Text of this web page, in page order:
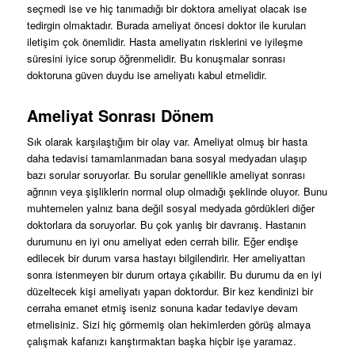
seçmedi ise ve hiç tanımadığı bir doktora ameliyat olacak ise
tedirgin olmaktadır. Burada ameliyat öncesi doktor ile kurulan
iletişim çok önemlidir. Hasta ameliyatın risklerini ve iyileşme
süresini iyice sorup öğrenmelidir. Bu konuşmalar sonrası
doktoruna güven duydu ise ameliyatı kabul etmelidir.
Ameliyat Sonrası Dönem
Sık olarak karşılaştığım bir olay var. Ameliyat olmuş bir hasta
daha tedavisi tamamlanmadan bana sosyal medyadan ulaşıp
bazı sorular soruyorlar. Bu sorular genellikle ameliyat sonrası
ağrının veya şişliklerin normal olup olmadığı şeklinde oluyor. Bunu
muhtemelen yalnız bana değil sosyal medyada gördükleri diğer
doktorlara da soruyorlar. Bu çok yanlış bir davranış. Hastanın
durumunu en iyi onu ameliyat eden cerrah bilir. Eğer endişe
edilecek bir durum varsa hastayı bilgilendirir. Her ameliyattan
sonra istenmeyen bir durum ortaya çıkabilir. Bu durumu da en iyi
düzeltecek kişi ameliyatı yapan doktordur. Bir kez kendinizi bir
cerraha emanet etmiş iseniz sonuna kadar tedaviye devam
etmelisiniz. Sizi hiç görmemiş olan hekimlerden görüş almaya
çalışmak kafanızı karıştırmaktan başka hiçbir işe yaramaz.